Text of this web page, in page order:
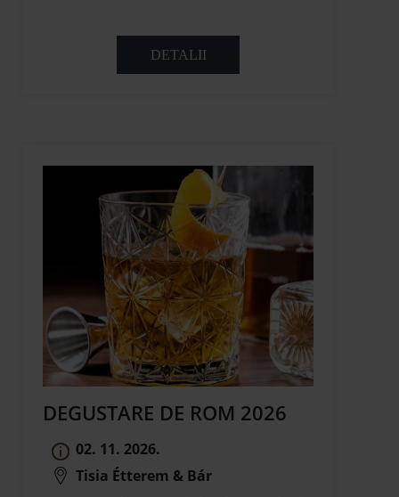
DETALII
DEGUSTARE DE ROM 2026
02. 11. 2026.
Tisia Étterem & Bár